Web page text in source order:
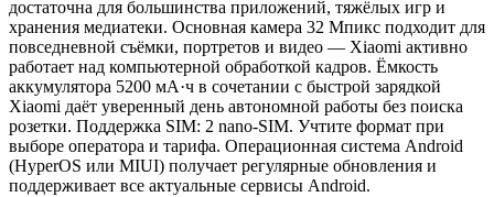
достаточна для большинства приложений, тяжёлых игр и
хранения медиатеки. Основная камера 32 Мпикс подходит для
повседневной съёмки, портретов и видео — Xiaomi активно
работает над компьютерной обработкой кадров. Ёмкость
аккумулятора 5200 мА·ч в сочетании с быстрой зарядкой
Xiaomi даёт уверенный день автономной работы без поиска
розетки. Поддержка SIM: 2 nano-SIM. Учтите формат при
выборе оператора и тарифа. Операционная система Android
(HyperOS или MIUI) получает регулярные обновления и
поддерживает все актуальные сервисы Android.